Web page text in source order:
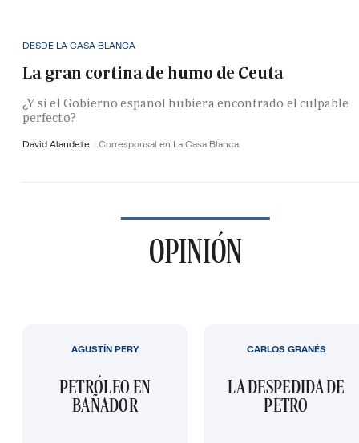
DESDE LA CASA BLANCA
La gran cortina de humo de Ceuta
¿Y si el Gobierno español hubiera encontrado el culpable
perfecto?
David Alandete Corresponsal en La Casa Blanca
OPINIÓN
PETRÓLEO EN
BAÑADOR
AGUSTÍN PERY
LA DESPEDIDA DE
PETRO
CARLOS GRANÉS